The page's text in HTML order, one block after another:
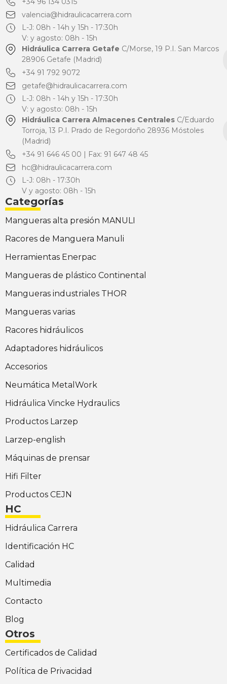
valencia@hidraulicacarrera.com
L-J: 08h - 14h y 15h - 17:30h
V: y agosto: 08h - 15h
Hidráulica Carrera Getafe C/Morse, 19 P.I. San Marcos
28906 Getafe (Madrid)
+34 91 792 9072
getafe@hidraulicacarrera.com
L-J: 08h - 14h y 15h - 17:30h
V: y agosto: 08h - 15h
Hidráulica Carrera Almacenes CentralesC/Eduardo
Torroja, 13 P.I. Prado de Regordoño 28936 Móstoles
(Madrid)
+34 91 646 45 00 | Fax: 91 647 48 45
hc@hidraulicacarrera.com
L-J: 08h - 17:30h
V y agosto: 08h - 15h
Categorías
Mangueras alta presión MANULI
Racores de Manguera Manuli
Herramientas Enerpac
Mangueras de plástico Continental
Mangueras industriales THOR
Mangueras varias
Racores hidráulicos
Adaptadores hidráulicos
Accesorios
Neumática MetalWork
Hidráulica Vincke Hydraulics
Productos Larzep
Larzep-english
Máquinas de prensar
Hifi Filter
Productos CEJN
HC
Hidráulica Carrera
Identificación HC
Calidad
Multimedia
Contacto
Blog
Otros
Certificados de Calidad
Política de Privacidad